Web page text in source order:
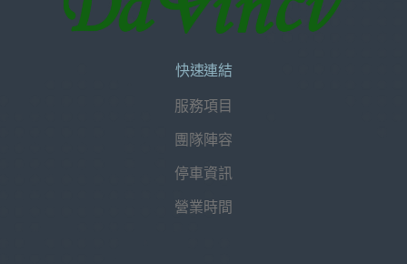
快速連結
服務項目
團隊陣容
停車資訊
營業時間